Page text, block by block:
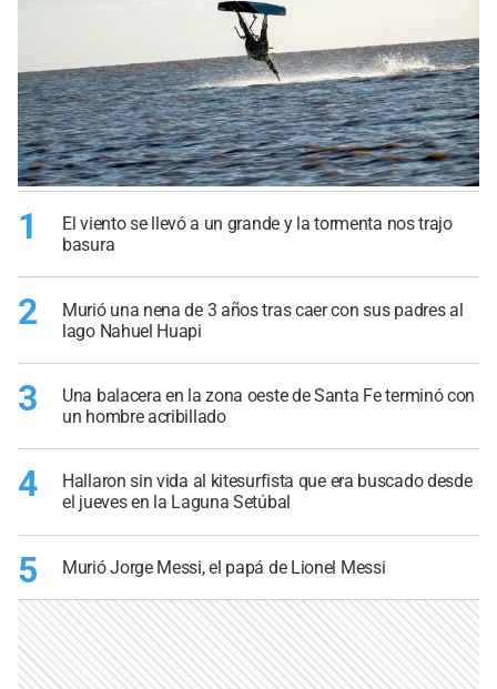
1
El viento se llevó a un grande y la tormenta nos trajo
basura
2
Murió una nena de 3 años tras caer con sus padres al
lago Nahuel Huapi
3
Una balacera en la zona oeste de Santa Fe terminó con
un hombre acribillado
4
Hallaron sin vida al kitesurfista que era buscado desde
el jueves en la Laguna Setúbal
5 Murió Jorge Messi, el papá de Lionel Messi